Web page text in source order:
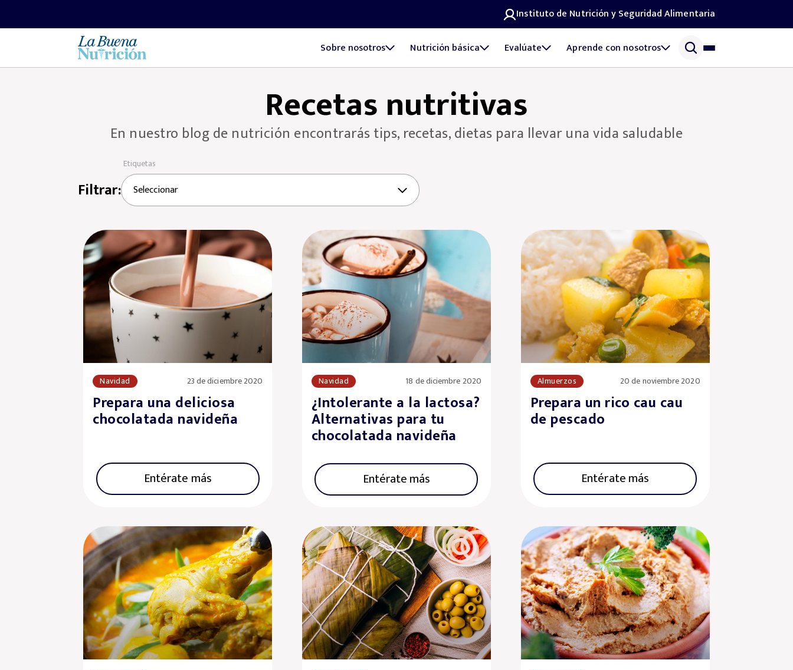
Instituto de Nutrición y Seguridad Alimentaria
Sobre nosotros Nutrición básica Evalúate Aprende con nosotros
Recetas nutritivas
En nuestro blog de nutrición encontrarás tips, recetas, dietas para llevar una vida saludable
Filtrar:
Etiquetas
Seleccionar
Navidad 23 de diciembre 2020
Prepara una deliciosa
chocolatada navideña
Entérate más
Navidad 18 de diciembre 2020
¿Intolerante a la lactosa?
Alternativas para tu
chocolatada navideña
Entérate más
Almuerzos 20 de noviembre 2020
Prepara un rico cau cau
de pescado
Entérate más